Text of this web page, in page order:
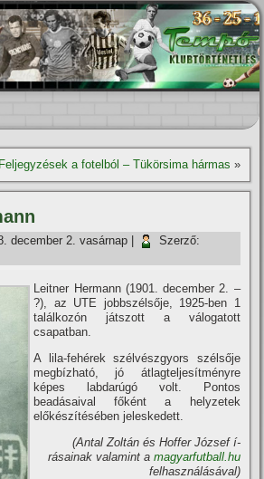
Feljegyzések a fotelból – Tükörsima hármas »
december 2. vasárnap
Szerző:
Leitner Hermann (1901. december 2. –
?), az UTE jobbszélsője, 1925-ben 1
találkozón játszott a válogatott
csapatban.
A lila-fehérek szélvészgyors szélsője
megbí­zható, jó átlagteljesí­tményre
képes labdarúgó volt. Pontos
beadásaival főként a helyzetek
előkészí­tésében jeleskedett.
(Antal Zoltán és Hoffer József í­
rásainak valamint a magyarfutball.hu
felhasználásával)